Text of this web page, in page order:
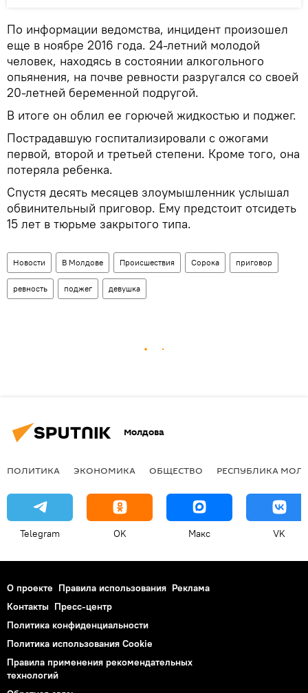
По информации ведомства, инцидент произошел
еще в ноябре 2016 года. 24-летний молодой
человек, находясь в состоянии алкогольного
опьянения, на почве ревности разругался со своей
20-летней беременной подругой.
В итоге он облил ее горючей жидкостью и поджег.
Пострадавшую госпитализировали с ожогами
первой, второй и третьей степени. Кроме того, она
потеряла ребенка.
Спустя десять месяцев злоумышленник услышал
обвинительный приговор. Ему предстоит отсидеть
15 лет в тюрьме закрытого типа.
Новости В Молдове Происшествия Сорока приговор
ревность поджег девушка
Молдова
ПОЛИТИКА ЭКОНОМИКА ОБЩЕСТВО РЕСПУБЛИКА
Telegram OK Макс VK
О проекте Правила использования Реклама
Контакты Пресс-центр
Политика конфиденциальности
Политика использования Cookie
Правила применения рекомендательных
технологий